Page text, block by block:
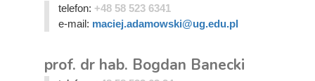
telefon: +48 58 523 6341
e-mail: maciej.adamowski@ug.edu.pl
prof. dr hab. Bogdan Banecki